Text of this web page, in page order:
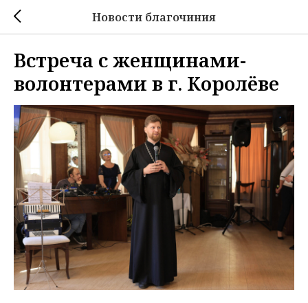
Новости благочиния
Встреча с женщинами-
волонтерами в г. Королёве